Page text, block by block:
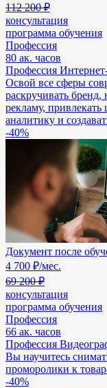
112 200 ₽
консультация
программа обучения
Профессия
80 ак. часов
Профессия
Освой все сферы
раскручивать бренд,
рекламу,
аналитику и
-40%
Документ после
4 700 ₽/мес.
69 200 ₽
консультация
программа обучения
Профессия
66 ак. часов
Профессия
Вы научитесь
проморолики к
-40%